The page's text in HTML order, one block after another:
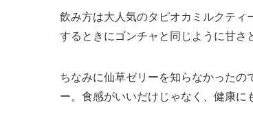
飲み方は大人気のタピオカミルクテ
するときにゴンチャと同じように甘さ
ちなみに仙草ゼリーを知らなかった
ー。食感がいいだけじゃなく、健康に